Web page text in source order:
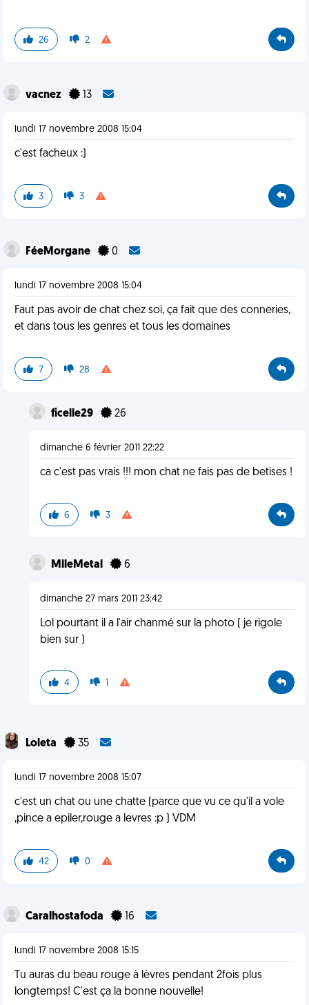
26 2
vacnez 13
lundi 17 novembre 2008 15:04
c'est facheux :)
3 3
FéeMorgane 0
lundi 17 novembre 2008 15:04
Faut pas avoir de chat chez soi, ça fait que des conneries,
et dans tous les genres et tous les domaines
7 28
ficelle29 26
dimanche 6 février 2011 22:22
ca c'est pas vrais !!! mon chat ne fais pas de betises !
6 3
MlleMetal 6
dimanche 27 mars 2011 23:42
Lol pourtant il a l'air chanmé sur la photo ( je rigole
bien sur )
4 1
Loleta 35
lundi 17 novembre 2008 15:07
c'est un chat ou une chatte (parce que vu ce qu'il a vole
,pince a epiler,rouge a levres :p ) VDM
42 0
Caralhostafoda 16
lundi 17 novembre 2008 15:15
Tu auras du beau rouge à lèvres pendant 2fois plus
longtemps! C'est ça la bonne nouvelle!